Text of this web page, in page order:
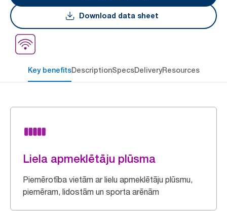
Download data sheet
Key benefitsDescriptionSpecsDeliveryResources
Liela apmeklētāju plūsma
Piemērotība vietām ar lielu apmeklētāju plūsmu,
piemēram, lidostām un sporta arēnām